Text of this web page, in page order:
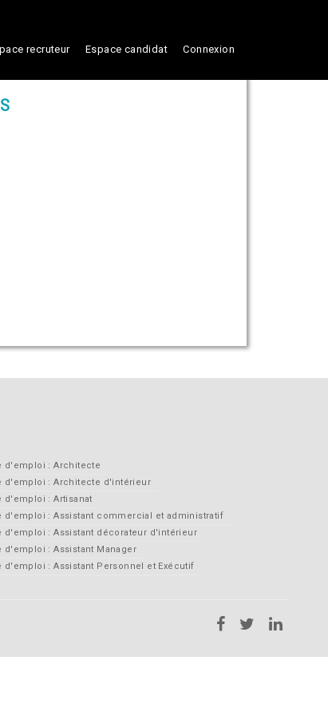
recruteur Espace candidat Connexion
d'emploi : Architecte
d'emploi : Architecte d'intérieur
d'emploi : Artisanat
d'emploi : Assistant commercial et administratif
d'emploi : Assistant décorateur d'intérieur
d'emploi : Assistant Manager
d'emploi : Assistant Personnel et Exécutif